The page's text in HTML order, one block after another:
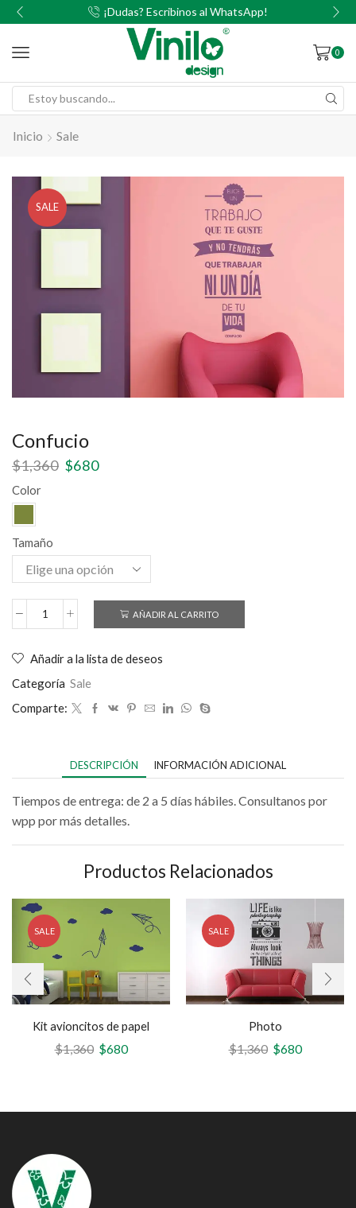
¡Dudas? Escribinos al WhatsApp!
0
Inicio Sale
SALE
Confucio
$1,360 $680
Color
Tamaño
AÑADIR AL CARRITO
Añadir a la lista de deseos
Categoría Sale
Comparte:
DESCRIPCIÓN INFORMACIÓN ADICIONAL
Tiempos de entrega: de 2 a 5 días hábiles. Consultanos por
wpp por más detalles.
Productos Relacionados
SALE
Kit avioncitos de papel
$1,360 $680
SALE
Photo
$1,360 $680